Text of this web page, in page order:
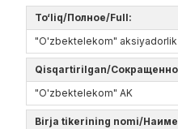
To‘liq/Полное/Full:
"O'zbektelekom"
Qisqartirilgan/
"O'zbektelekom" AK
Birja tikerining nomi/